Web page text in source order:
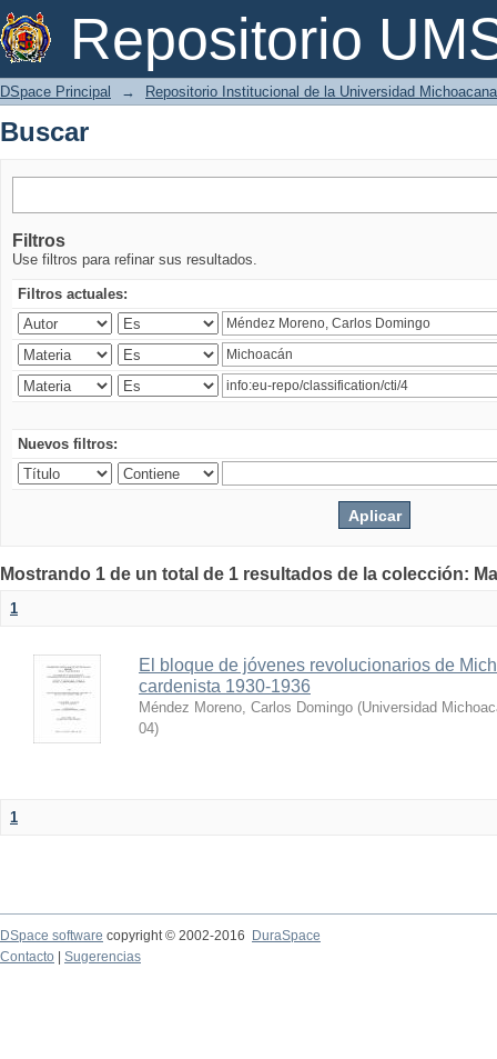
Repositorio
Buscar
DSpace Principal → Repositorio Institucional de la Universidad
Buscar
Filtros
Use filtros para refinar sus resultados.
Filtros actuales:
Nuevos filtros:
Mostrando 1 de un total de 1 resultados de la colección:
1
El bloque de jóvenes revolucionarios de
cardenista 1930-1936
Méndez Moreno, Carlos Domingo (Universidad
04)
1
DSpace software copyright © 2002-2016
DuraSpace
Contacto
Sugerencias